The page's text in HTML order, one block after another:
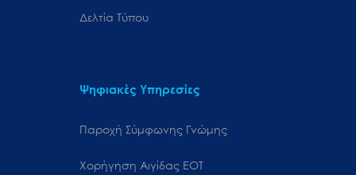
Δελτία Τύπου
Ψηφιακές Υπηρεσίες
Παροχή Σύμφωνης Γνώμης
Χορήγηση Αιγίδας ΕΟΤ